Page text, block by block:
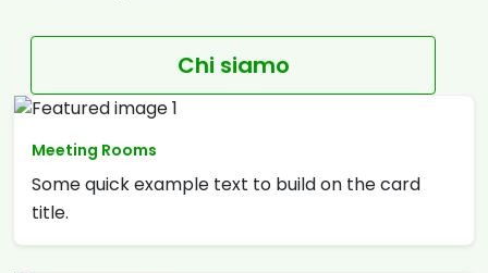
Chi siamo
Meeting Rooms
Some quick example text to build on the card
title.